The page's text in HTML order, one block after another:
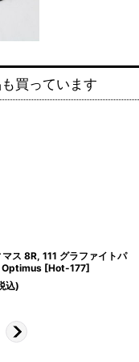
買っています
ス 8R, 111 グラファイトパ
Optimus [Hot-177]
込)